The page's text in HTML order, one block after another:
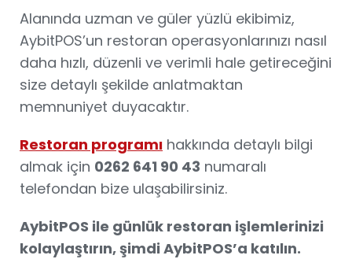
Alanında uzman ve güler yüzlü ekibimiz,
AybitPOS’un restoran operasyonlarınızı nasıl
daha hızlı, düzenli ve verimli hale getireceğini
size detaylı şekilde anlatmaktan
memnuniyet duyacaktır.
Restoran programı hakkında detaylı bilgi
almak için 0262 641 90 43 numaralı
telefondan bize ulaşabilirsiniz.
AybitPOS ile günlük restoran işlemlerinizi
kolaylaştırın, şimdi AybitPOS’a katılın.